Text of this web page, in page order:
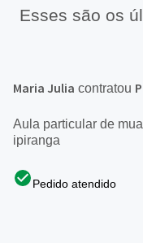
Esses são os
Maria Julia contratou
Aula particular de
ipiranga
Pedido atendido